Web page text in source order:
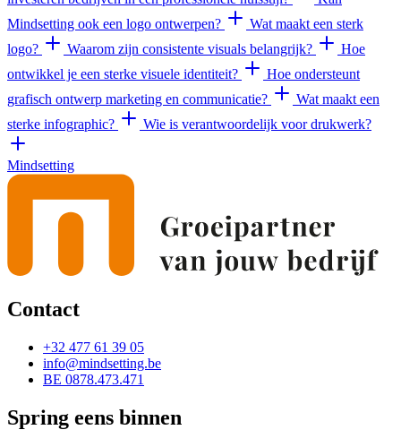
Mindsetting ook een logo ontwerpen?
Wat maakt een sterk
logo?
Waarom zijn consistente visuals belangrijk?
Hoe
ontwikkel je een sterke visuele identiteit?
Hoe ondersteunt
grafisch ontwerp marketing en communicatie?
Wat maakt een
sterke infographic?
Wie is verantwoordelijk voor drukwerk?
Mindsetting
Contact
+32 477 61 39 05
info@mindsetting.be
BE 0878.473.471
Spring eens binnen